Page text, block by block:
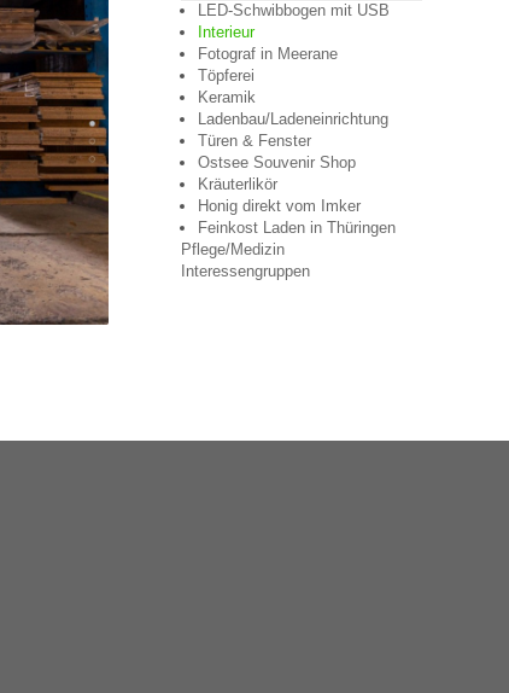
LED-Schwibbogen mit USB
Interieur
Fotograf in Meerane
Töpferei
Keramik
Ladenbau/Ladeneinrichtung
Türen & Fenster
Ostsee Souvenir Shop
Kräuterlikör
Honig direkt vom Imker
Feinkost Laden in Thüringen
Pflege/Medizin
Interessengruppen